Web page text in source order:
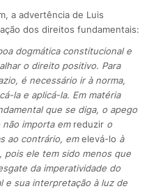
a advertência de Luis
dos direitos fundamentais:
dogmática constitucional e
o direito positivo. Para
é necessário ir à norma,
la e aplicá-la. Em matéria
que se diga, o apego
importa em reduziro
ao contrário, emelevá-lo à
pois ele tem sido menos que
da imperatividade do
e sua interpretação à luz de